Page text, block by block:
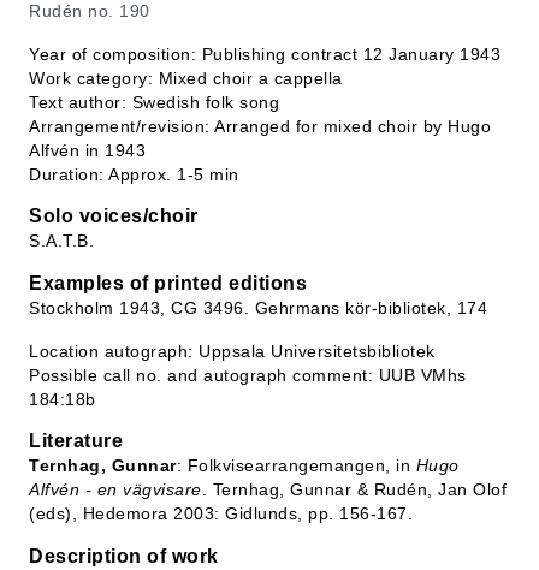
Rudén no. 190
Year of composition: Publishing contract 12 January 1943
Work category: Mixed choir a cappella
Text author: Swedish folk song
Arrangement/revision: Arranged for mixed choir by Hugo
Alfvén in 1943
Duration: Approx. 1-5 min
Solo voices/choir
S.A.T.B.
Examples of printed editions
Stockholm 1943, CG 3496. Gehrmans kör-bibliotek, 174
Location autograph: Uppsala Universitetsbibliotek
Possible call no. and autograph comment: UUB VMhs
184:18b
Literature
Ternhag, Gunnar: Folkvisearrangemangen, in Hugo
Alfvén - en vägvisare . Ternhag, Gunnar & Rudén, Jan Olof
(eds), Hedemora 2003: Gidlunds, pp. 156-167.
Description of work